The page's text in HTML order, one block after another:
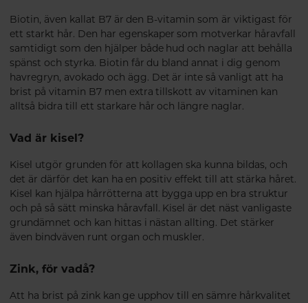
Biotin, även kallat B7 är den B-vitamin som är viktigast för
ett starkt hår. Den har egenskaper som motverkar håravfall
samtidigt som den hjälper både hud och naglar att behålla
spänst och styrka. Biotin får du bland annat i dig genom
havregryn, avokado och ägg. Det är inte så vanligt att ha
brist på vitamin B7 men extra tillskott av vitaminen kan
alltså bidra till ett starkare hår och längre naglar.
Vad är kisel?
Kisel utgör grunden för att kollagen ska kunna bildas, och
det är därför det kan ha en positiv effekt till att stärka håret.
Kisel kan hjälpa hårrötterna att bygga upp en bra struktur
och på så sätt minska håravfall. Kisel är det näst vanligaste
grundämnet och kan hittas i nästan allting. Det stärker
även bindväven runt organ och muskler.
Zink, för vadå?
Att ha brist på zink kan ge upphov till en sämre hårkvalitet